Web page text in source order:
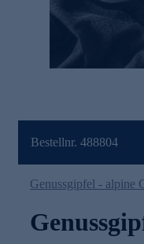
Bestellnr. 488804
Genussgipfel - alpine